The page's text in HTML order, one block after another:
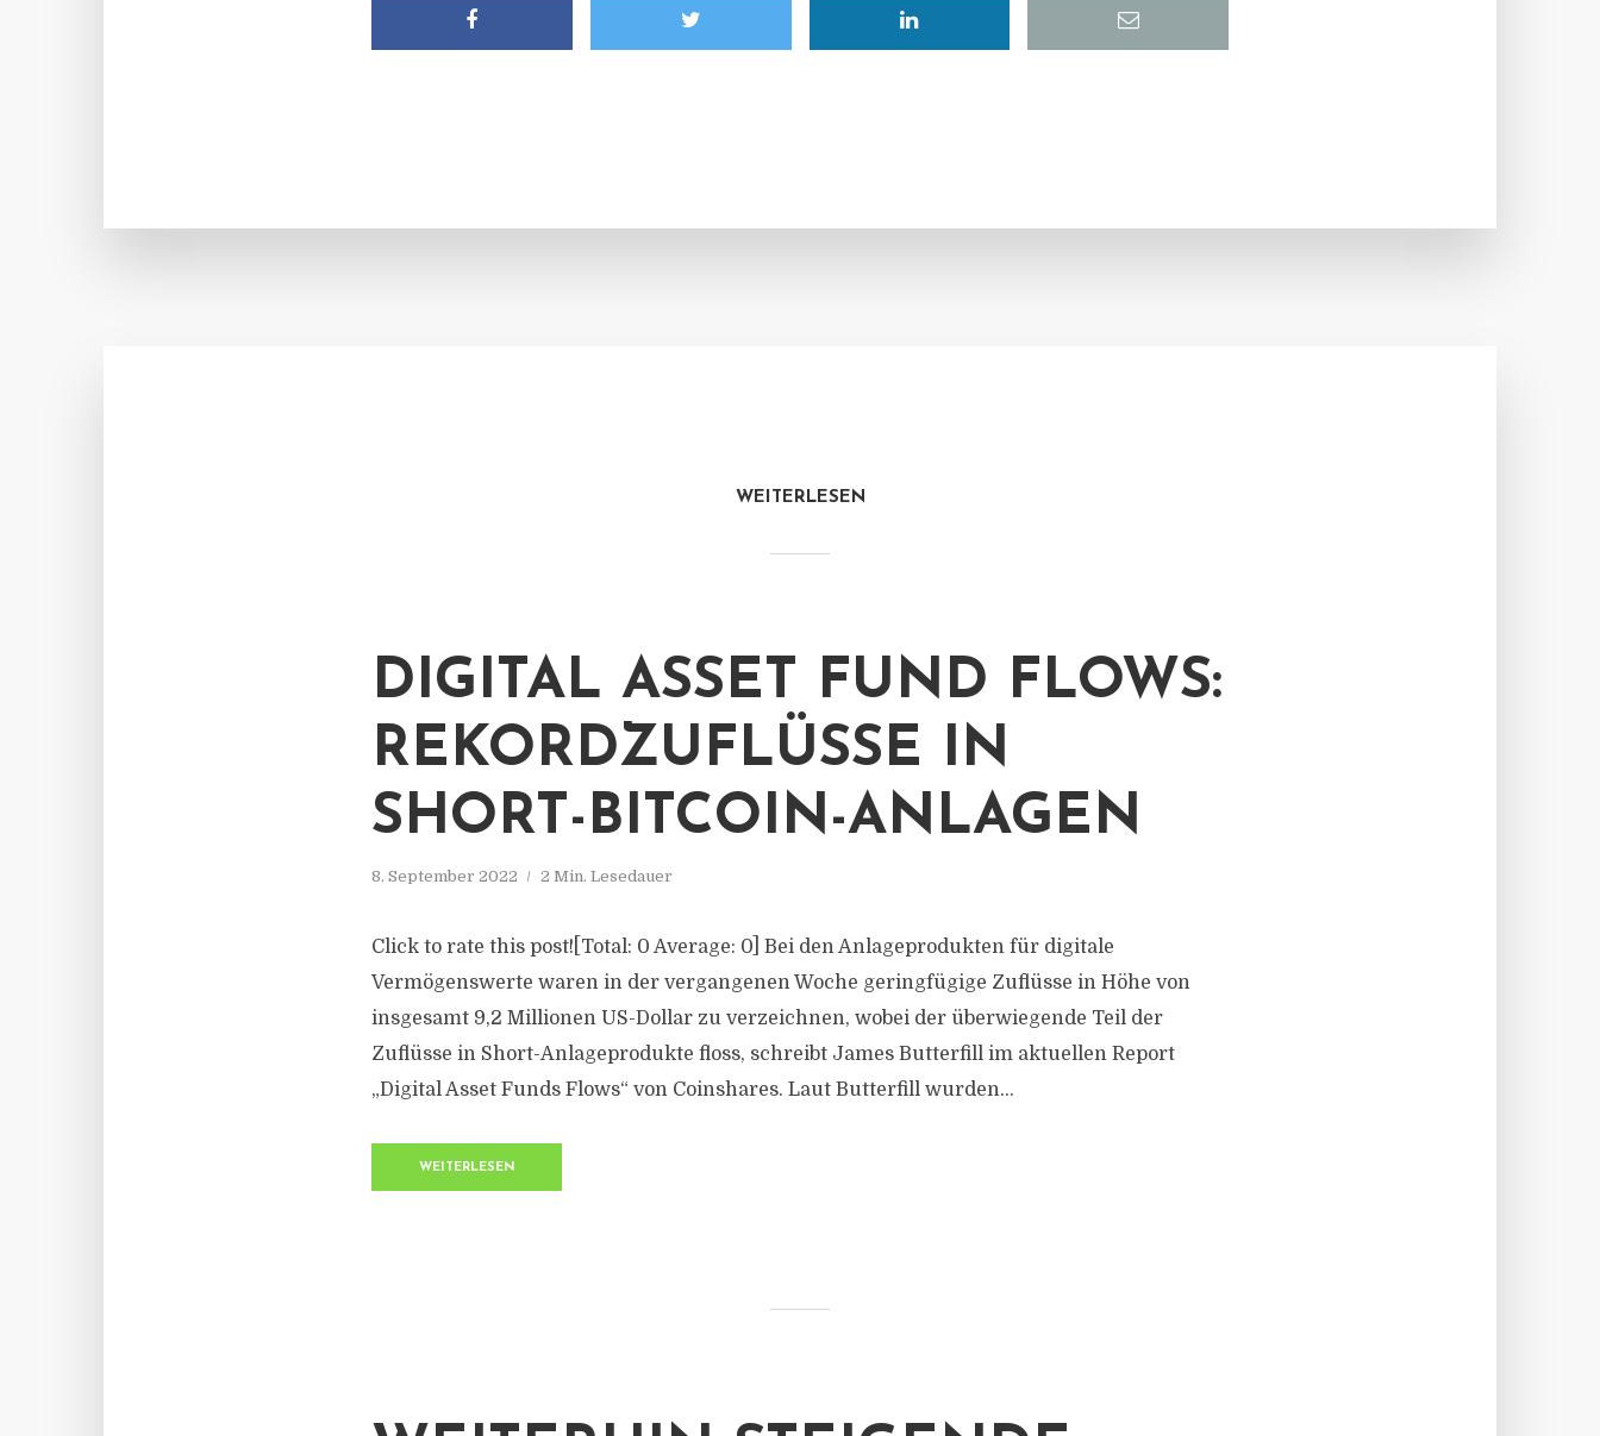
WEITERLESEN
DIGITAL ASSET FUND FLOWS:
REKORDZUFLÜSSE IN
SHORT-BITCOIN-ANLAGEN
8. September 2022 2 Min. Lesedauer
Click to rate this post![Total: 0 Average: 0] Bei den Anlageprodukten für digitale
Vermögenswerte waren in der vergangenen Woche geringfügige Zuflüsse in Höhe von
insgesamt 9,2 Millionen US-Dollar zu verzeichnen, wobei der überwiegende Teil der
Zuflüsse in Short-Anlageprodukte floss, schreibt James Butterfill im aktuellen Report
„Digital Asset Funds Flows“ von Coinshares. Laut Butterfill wurden...
WEITERLESEN